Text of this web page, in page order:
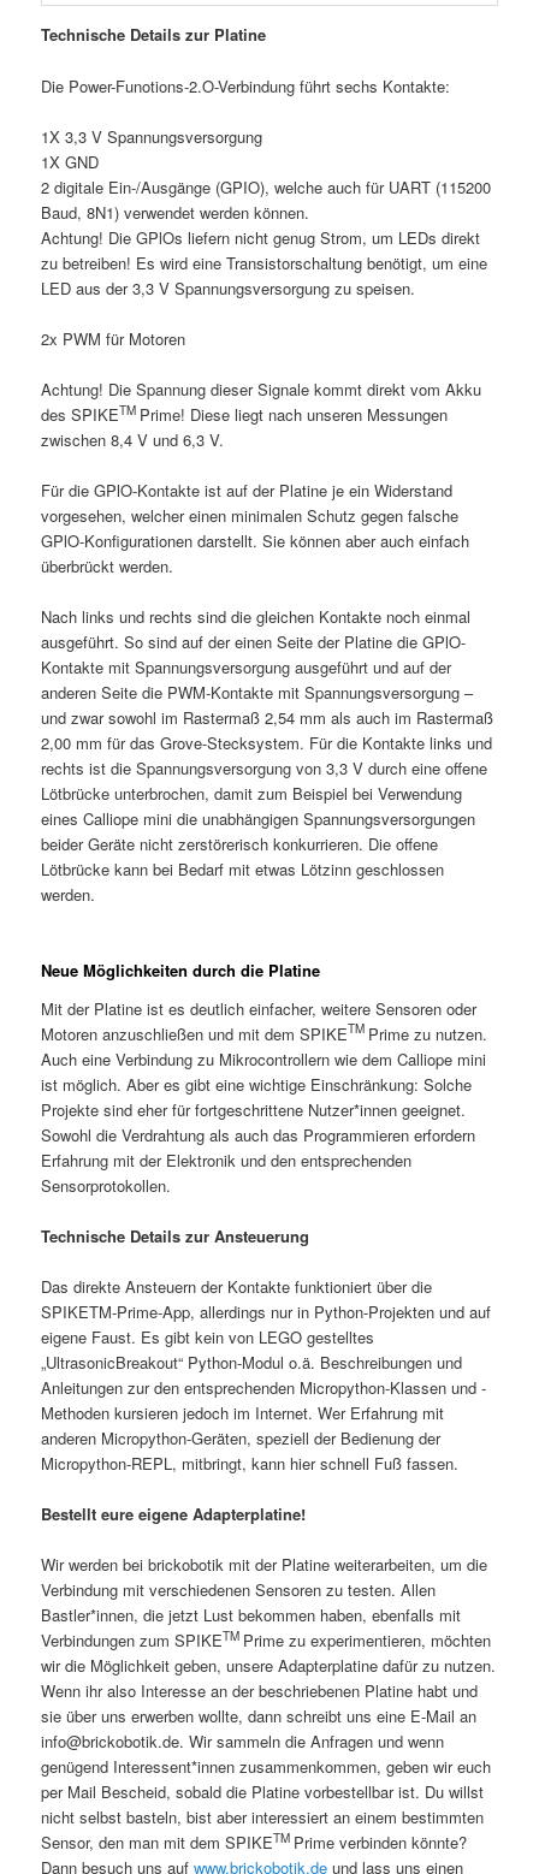
Technische Details zur Platine
Die Power-Funotions-2.O-Verbindung führt sechs Kontakte:
1X 3,3 V Spannungsversorgung
1X GND
2 digitale Ein-/Ausgänge (GPIO), welche auch für UART (115200
Baud, 8N1) verwendet werden können.
Achtung! Die GPlOs liefern nicht genug Strom, um LEDs direkt
zu betreiben! Es wird eine Transistorschaltung benötigt, um eine
LED aus der 3,3 V Spannungsversorgung zu speisen.
2x PWM für Motoren
Achtung! Die Spannung dieser Signale kommt direkt vom Akku
des SPIKETM Prime! Diese liegt nach unseren Messungen
zwischen 8,4 V und 6,3 V.
Für die GPlO-Kontakte ist auf der Platine je ein Widerstand
vorgesehen, welcher einen minimalen Schutz gegen falsche
GPlO-Konfigurationen darstellt. Sie können aber auch einfach
überbrückt werden.
Nach links und rechts sind die gleichen Kontakte noch einmal
ausgeführt. So sind auf der einen Seite der Platine die GPlO-
Kontakte mit Spannungsversorgung ausgeführt und auf der
anderen Seite die PWM-Kontakte mit Spannungsversorgung –
und zwar sowohl im Rastermaß 2,54 mm als auch im Rastermaß
2,00 mm für das Grove-Stecksystem. Für die Kontakte links und
rechts ist die Spannungsversorgung von 3,3 V durch eine offene
Lötbrücke unterbrochen, damit zum Beispiel bei Verwendung
eines Calliope mini die unabhängigen Spannungsversorgungen
beider Geräte nicht zerstörerisch konkurrieren. Die offene
Lötbrücke kann bei Bedarf mit etwas Lötzinn geschlossen
werden.
Neue Möglichkeiten durch die Platine
Mit der Platine ist es deutlich einfacher, weitere Sensoren oder
Motoren anzuschließen und mit dem SPIKETM Prime zu nutzen.
Auch eine Verbindung zu Mikrocontrollern wie dem Calliope mini
ist möglich. Aber es gibt eine wichtige Einschränkung: Solche
Projekte sind eher für fortgeschrittene Nutzer*innen geeignet.
Sowohl die Verdrahtung als auch das Programmieren erfordern
Erfahrung mit der Elektronik und den entsprechenden
Sensorprotokollen.
Technische Details zur Ansteuerung
Das direkte Ansteuern der Kontakte funktioniert über die
SPIKETM-Prime-App, allerdings nur in Python-Projekten und auf
eigene Faust. Es gibt kein von LEGO gestelltes
„UltrasonicBreakout“ Python-Modul o.ä. Beschreibungen und
Anleitungen zur den entsprechenden Micropython-Klassen und -
Methoden kursieren jedoch im Internet. Wer Erfahrung mit
anderen Micropython-Geräten, speziell der Bedienung der
Micropython-REPL, mitbringt, kann hier schnell Fuß fassen.
Bestellt eure eigene Adapterplatine!
Wir werden bei brickobotik mit der Platine weiterarbeiten, um die
Verbindung mit verschiedenen Sensoren zu testen. Allen
Bastler*innen, die jetzt Lust bekommen haben, ebenfalls mit
Verbindungen zum SPIKETM Prime zu experimentieren, möchten
wir die Möglichkeit geben, unsere Adapterplatine dafür zu nutzen.
Wenn ihr also Interesse an der beschriebenen Platine habt und
sie über uns erwerben wollte, dann schreibt uns eine E-Mail an
info@brickobotik.de. Wir sammeln die Anfragen und wenn
genügend Interessent*innen zusammenkommen, geben wir euch
per Mail Bescheid, sobald die Platine vorbestellbar ist. Du willst
nicht selbst basteln, bist aber interessiert an einem bestimmten
Sensor, den man mit dem SPIKETM Prime verbinden könnte?
Dann besuch uns aufwww.brickobotik.de und lass uns einen